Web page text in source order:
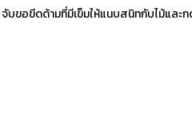
ขอขีดด้ามที่มีเข็มให้แนบสนิทกับไม้และก